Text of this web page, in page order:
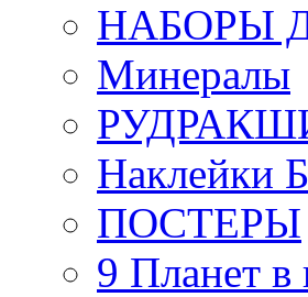
НАБОРЫ
Минералы
Наклейки
ПОСТЕРЫ
9 Планет в